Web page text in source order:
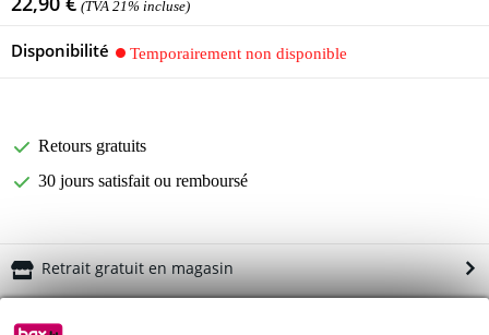
(TVA 21% incluse)
Disponibilité Temporairement non disponible
Retours gratuits
30 jours satisfait ou remboursé
Retrait gratuit en magasin
Informations